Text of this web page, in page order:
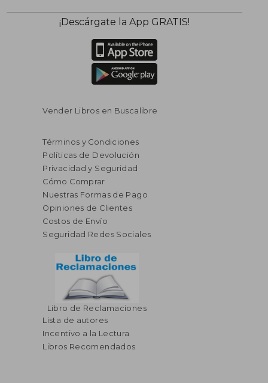
40% $ 125.79
$ 75.47
40%
dcto.
40%
dcto.
$ 95.79
$ 57.47
¡Descárgate la App GRATIS!
Vender Libros en Buscalibre
Términos y Condiciones
Políticas de Devolución
Privacidad y Seguridad
Cómo Comprar
Nuestras Formas de Pago
Opiniones de Clientes
Costos de Envío
Seguridad Redes Sociales
Libro de Reclamaciones
Lista de autores
Incentivo a la Lectura
Libros Recomendados